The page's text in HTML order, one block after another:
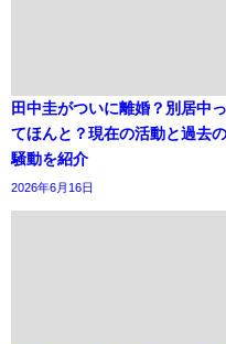
田中圭がついに離婚？別居中っ
てほんと？現在の活動と過去の
騒動を紹介
2026年6月16日